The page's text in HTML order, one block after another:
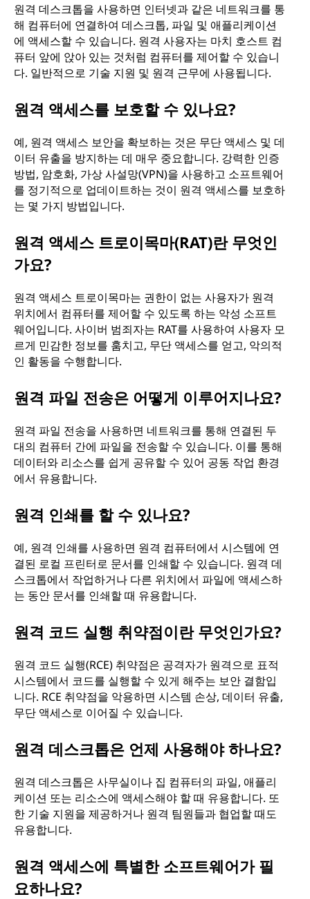
원격 데스크톱을 사용하면 인터넷과 같은 네트워크를 통
해 컴퓨터에 연결하여 데스크톱, 파일 및 애플리케이션
에 액세스할 수 있습니다. 원격 사용자는 마치 호스트 컴
퓨터 앞에 앉아 있는 것처럼 컴퓨터를 제어할 수 있습니
다. 일반적으로 기술 지원 및 원격 근무에 사용됩니다.
원격 액세스를 보호할 수 있나요?
예, 원격 액세스 보안을 확보하는 것은 무단 액세스 및 데
이터 유출을 방지하는 데 매우 중요합니다. 강력한 인증
방법, 암호화, 가상 사설망(VPN)을 사용하고 소프트웨어
를 정기적으로 업데이트하는 것이 원격 액세스를 보호하
는 몇 가지 방법입니다.
원격 액세스 트로이목마(RAT)란 무엇인
가요?
원격 액세스 트로이목마는 권한이 없는 사용자가 원격
위치에서 컴퓨터를 제어할 수 있도록 하는 악성 소프트
웨어입니다. 사이버 범죄자는 RAT를 사용하여 사용자 모
르게 민감한 정보를 훔치고, 무단 액세스를 얻고, 악의적
인 활동을 수행합니다.
원격 파일 전송은 어떻게 이루어지나요?
원격 파일 전송을 사용하면 네트워크를 통해 연결된 두
대의 컴퓨터 간에 파일을 전송할 수 있습니다. 이를 통해
데이터와 리소스를 쉽게 공유할 수 있어 공동 작업 환경
에서 유용합니다.
원격 인쇄를 할 수 있나요?
예, 원격 인쇄를 사용하면 원격 컴퓨터에서 시스템에 연
결된 로컬 프린터로 문서를 인쇄할 수 있습니다. 원격 데
스크톱에서 작업하거나 다른 위치에서 파일에 액세스하
는 동안 문서를 인쇄할 때 유용합니다.
원격 코드 실행 취약점이란 무엇인가요?
원격 코드 실행(RCE) 취약점은 공격자가 원격으로 표적
시스템에서 코드를 실행할 수 있게 해주는 보안 결함입
니다. RCE 취약점을 악용하면 시스템 손상, 데이터 유출,
무단 액세스로 이어질 수 있습니다.
원격 데스크톱은 언제 사용해야 하나요?
원격 데스크톱은 사무실이나 집 컴퓨터의 파일, 애플리
케이션 또는 리소스에 액세스해야 할 때 유용합니다. 또
한 기술 지원을 제공하거나 원격 팀원들과 협업할 때도
유용합니다.
원격 액세스에 특별한 소프트웨어가 필
요하나요?